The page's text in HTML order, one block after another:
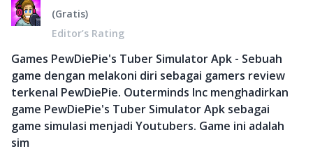
(Gratis)
Editor’s Rating
Games PewDiePie's Tuber Simulator Apk - Sebuah
game dengan melakoni diri sebagai gamers review
terkenal PewDiePie. Outerminds Inc menghadirkan
game PewDiePie's Tuber Simulator Apk sebagai
game simulasi menjadi Youtubers. Game ini adalah
sim